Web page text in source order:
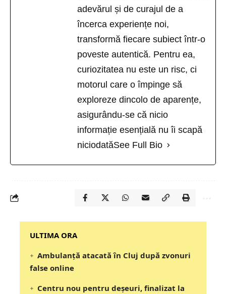
adevărul și de curajul de a
încerca experiențe noi,
transformă fiecare subiect într-o
poveste autentică. Pentru ea,
curiozitatea nu este un risc, ci
motorul care o împinge să
exploreze dincolo de aparențe,
asigurându-se că nicio
informație esențială nu îi scapă
niciodatăSee Full Bio
‎‎‎‎‎‎‎ULTIMA ORA
Ambulanță atacată în Cluj după zvonuri
false online
Centru nou pentru deșeuri, finalizat la